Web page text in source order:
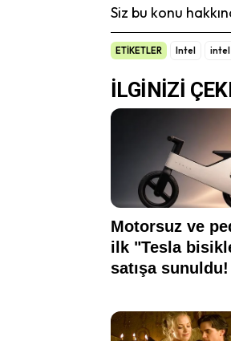
Siz bu konu
ETİKETLER Intel intel